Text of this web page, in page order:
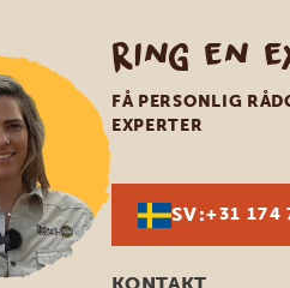
Ring en
FÅ PERSONLIG
EXPERTER
SV:+31 174